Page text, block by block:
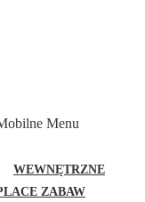
Menu
WEWNĘTRZNE
ZABAW